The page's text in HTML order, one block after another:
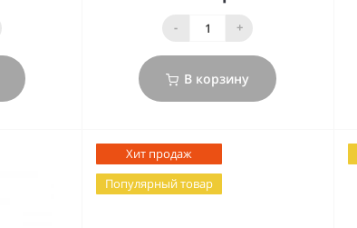
- +
В корзину
Хит продаж
Популярный товар